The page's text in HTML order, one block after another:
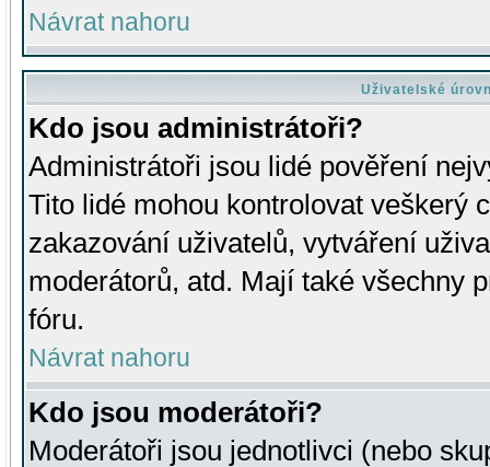
Návrat nahoru
Uživatelské
Kdo jsou administrátoři?
Administrátoři jsou lidé pověření
Tito lidé mohou kontrolovat veškerý
zakazování uživatelů, vytváření
moderátorů, atd. Mají také všechny
fóru.
Návrat nahoru
Kdo jsou moderátoři?
Moderátoři jsou jednotlivci (nebo